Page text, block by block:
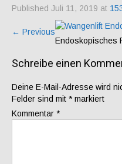
Published Juli 11, 2019 at
← Previous
Endoskopisches
Schreibe einen
Deine E-Mail-Adresse wird
Felder sind mit * markiert
Kommentar *